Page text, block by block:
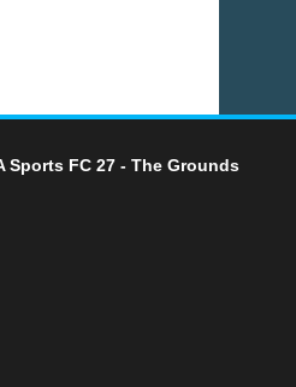
Sports FC 27 - The Grounds